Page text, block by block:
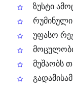
ზუსტი
უფასო
მუშაობს